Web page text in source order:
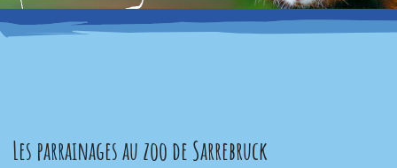
Les parrainages au zoo de Sarrebruck